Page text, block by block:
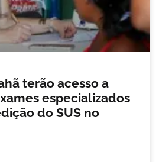
terão acesso a
especializados
do SUS no